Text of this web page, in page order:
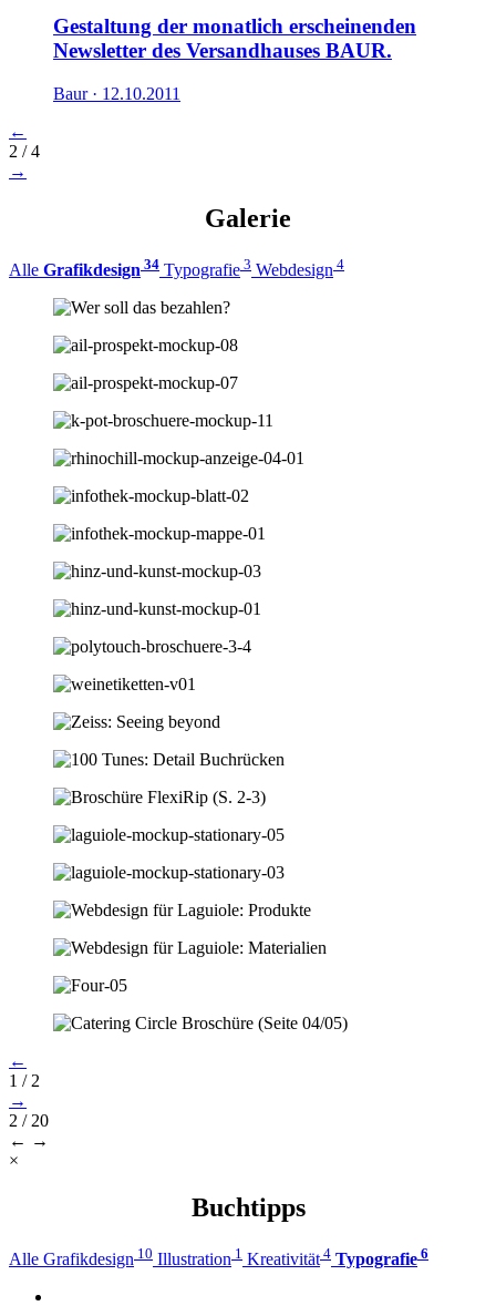
Gestaltung der monatlich erscheinenden
Newsletter des Versandhauses BAUR.
Baur · 12.10.2011
←
2 / 4
→
Galerie
Alle Grafikdesign 34 Typografie 3 Webdesign 4
←
1 / 2
→
2 / 20
← →
×
Buchtipps
Alle Grafikdesign 10 Illustration 1 Kreativität 4 Typografie 6